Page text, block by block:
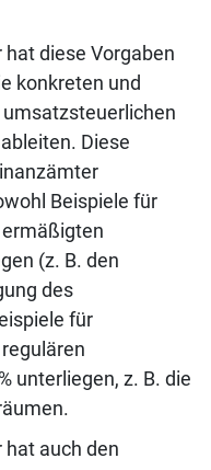
diese Vorgaben
konkreten und
Diese
Beispiele für
(z. B. den
des
für
unterliegen, z. B. die
hat auch den